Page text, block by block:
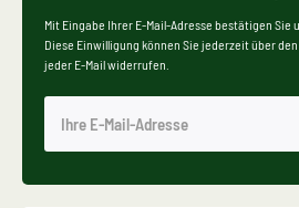
Mit Eingabe Ihrer E-Mail-Adresse bestätigen Sie
Diese Einwilligung können Sie jederzeit über
jeder E-Mail widerrufen.